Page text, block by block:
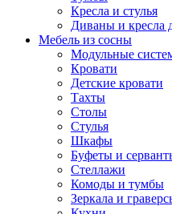
Кресла и стулья
Диваны и кресла
Мебель из сосны
Модульные
Кровати
Детские кровати
Тахты
Столы
Стулья
Шкафы
Буфеты и
Стеллажи
Комоды и тумбы
Зеркала и